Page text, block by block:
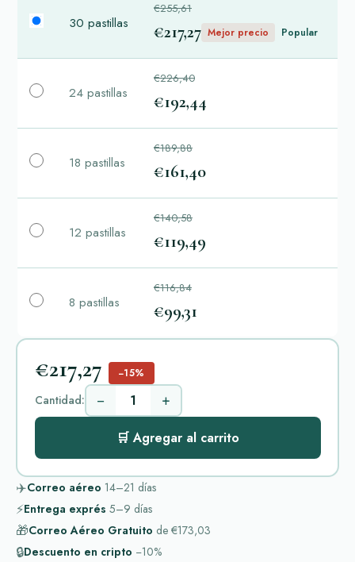
30 pastillas
€255,61
€217,27 Mejor precio Popular
24 pastillas
€226,40
€192,44
18 pastillas
€189,88
€161,40
12 pastillas
€140,58
€119,49
8 pastillas
€116,84
€99,31
€217,27 −15%
Cantidad: − +
🛒 Agregar al carrito
✈️Correo aéreo 14–21 días
⚡Entrega exprés 5–9 días
🎁Correo Aéreo Gratuito de €173,03
🔒Descuento en cripto −10%